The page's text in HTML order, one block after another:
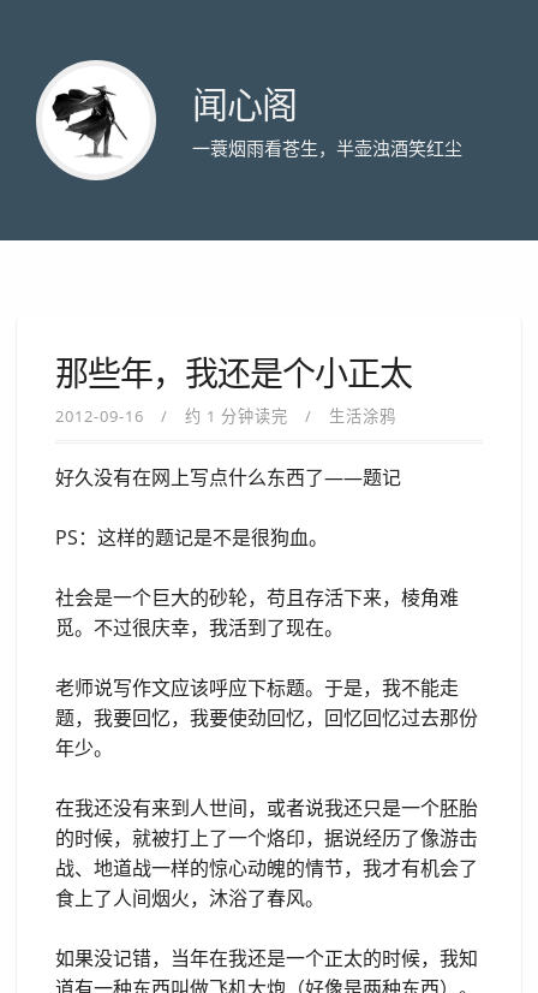
闻心阁
一蓑烟雨看苍生，半壶浊酒笑红尘
那些年，我还是个小正太
2012-09-16 约 1 分钟读完 生活涂鸦
好久没有在网上写点什么东西了——题记
PS：这样的题记是不是很狗血。
社会是一个巨大的砂轮，苟且存活下来，棱角难
觅。不过很庆幸，我活到了现在。
老师说写作文应该呼应下标题。于是，我不能走
题，我要回忆，我要使劲回忆，回忆回忆过去那份
年少。
在我还没有来到人世间，或者说我还只是一个胚胎
的时候，就被打上了一个烙印，据说经历了像游击
战、地道战一样的惊心动魄的情节，我才有机会了
食上了人间烟火，沐浴了春风。
如果没记错，当年在我还是一个正太的时候，我知